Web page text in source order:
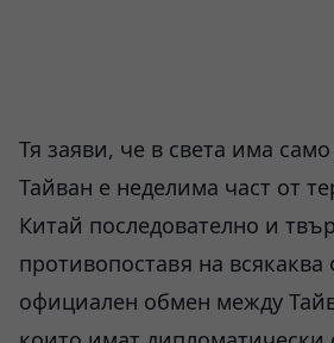
Тя заяви, че в света има
Тайван е неделима част от
Китай последователно и
противопоставя на
официален обмен между